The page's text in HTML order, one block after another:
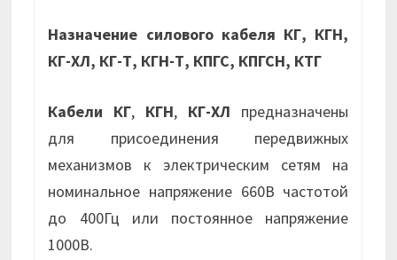
Назначение силового кабеля КГ, КГН,
КГ-ХЛ, КГ-Т, КГН-Т, КПГС, КПГСН, КТГ
Кабели КГ, КГН, КГ-ХЛ предназначены
для присоединения передвижных
механизмов к электрическим сетям на
номинальное напряжение 660В частотой
до 400Гц или постоянное напряжение
1000В.